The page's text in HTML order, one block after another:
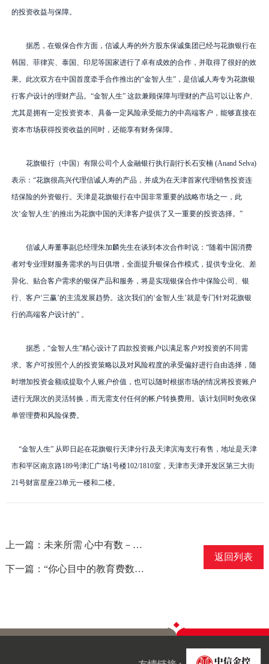
的投资收益与保障。
据悉，在银保合作方面，信诚人寿的外方股东保诚集团已经与花旗银行在
韩国、菲律宾、泰国、印尼等国家进行了卓有成效的合作，并取得了很好的效
果。此次双方在中国首度牵手合作推出的“金智人生”，是信诚人寿专为花旗银
行客户设计的理财产品。“金智人生” 这款兼顾保障与理财的产品可以让客户、
尤其是拥有一定投资资本、具备一定风险承受能力的中高端客户，能够直接在
资本市场获得投资收益的同时，还能享有财务保障。
花旗银行（中国）有限公司个人金融银行执行副行长石安楠(Anand Selva)
表示： “花旗很高兴代理信诚人寿的产品，并成为在天津首家代理销售投资连
结保险的外资银行。天津是花旗银行在中国非常重要的战略市场之一，此
次‘金智人生’的推出为花旗中国的天津客户提供了又一重要的投资选择。 ”
信诚人寿董事副总经理朱加麟先生在谈到本次合作时说：“随着中国消费
者对专业理财服务需求的与日俱增，全面提升银保合作模式，提供专业化、差
异化、贴合客户需求的银保产品和服务，将是实现银保合作中保险公司、银
行、客户‘三赢’的主流发展趋势。这次我们的‘金智人生’就是专门针对花旗银
行的高端客户设计的” 。
据悉，“金智人生”精心设计了四款投资账户以满足客户对投资的不同需
求。客户可按照个人的投资策略以及对风险程度的承受偏好进行自由选择，随
时增加投资金额或提取个人账户价值，也可以随时根据市场的情况将投资账户
进行无限次的灵活转换，而无需支付任何的帐户转换费用。该计划同时免收保
单管理费和风险保费。
“金智人生” 从即日起在花旗银行天津分行及天津滨海支行有售，地址是天津
市和平区南京路189号津汇广场1号楼102/1810室，天津市天津开发区第三大街
21号财富星座23单元一楼和二楼。
上一篇：未来所需 心中有数－－信诚人寿推出[未来有数]保险计划
下一篇：“你心目中的教育费数字”抽奖活动结果公布
返回列表